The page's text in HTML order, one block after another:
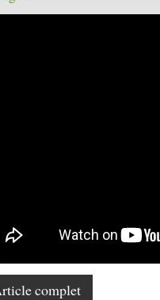
complet